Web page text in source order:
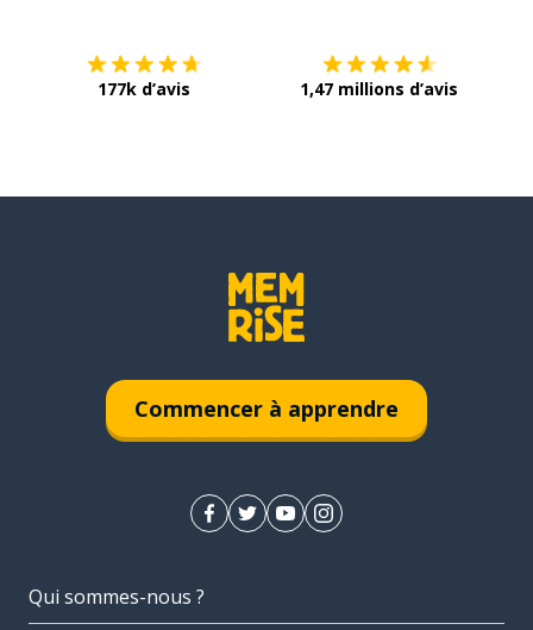
177k d’avis 1,47 millions d’avis
Commencer à apprendre
Qui sommes-nous ?